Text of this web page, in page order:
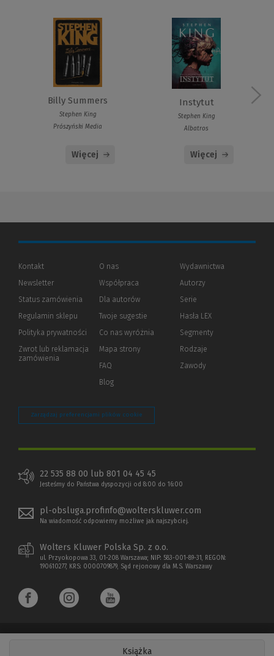
Książka
Billy Summers
Stephen King
Prószyński Media
Więcej
Instytut
Stephen King
Albatros
Więcej
Kontakt
Newsletter
Status zamówienia
Regulamin sklepu
Polityka prywatności (Nowe
(Link
innej
Zwrot lub reklamacja
zamówienia
O nas
Współpraca
Dla autorów(Nowe
(Link
innej
Twoje sugestie
Co nas wyróżnia
Mapa strony
FAQ
Blog
Wydawnictwa
Autorzy
Serie
Hasła LEX
Segmenty
Rodzaje
Zawody
Zarządzaj preferencjami plików cookie
22 535 88 00 lub 801 04 45 45
Jesteśmy do Państwa dyspozycji od 8:00 do 16:00
pl-obsluga.profinfo@wolterskluwer.com
Na wiadomość odpowiemy możliwe jak najszybciej.
Wolters Kluwer Polska Sp. z o.o.
ul. Przyokopowa 33, 01-208 Warszawa; NIP: 583-001-89-31, REGON:
190610277, KRS: 0000709879, Sąd rejonowy dla M.S. Warszawy